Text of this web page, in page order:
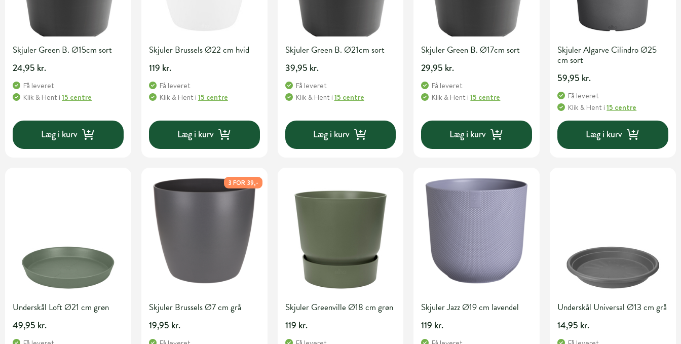
Skjuler Green B. Ø15cm sort
24,95 kr.
Få leveret
Klik & Hent i 15 centre
Læg i kurv
Skjuler Brussels Ø22 cm hvid
119 kr.
Få leveret
Klik & Hent i 15 centre
Læg i kurv
Skjuler Green B. Ø21cm sort
39,95 kr.
Få leveret
Klik & Hent i 15 centre
Læg i kurv
Skjuler Green B. Ø17cm sort
29,95 kr.
Få leveret
Klik & Hent i15 centre
Læg i kurv
Skjuler Algarve Cilindro Ø25
cm sort
59,95 kr.
Få leveret
Klik & Hent i15 centre
Læg i kurv
Underskål Loft Ø21 cm grøn
49,95 kr.
3 FOR 39,-
Skjuler Brussels Ø7 cm grå
19,95 kr.
Skjuler Greenville Ø18 cm grøn
119 kr.
Skjuler Jazz Ø19 cm lavendel
119 kr.
Underskål Universal Ø13 cm grå
14,95 kr.